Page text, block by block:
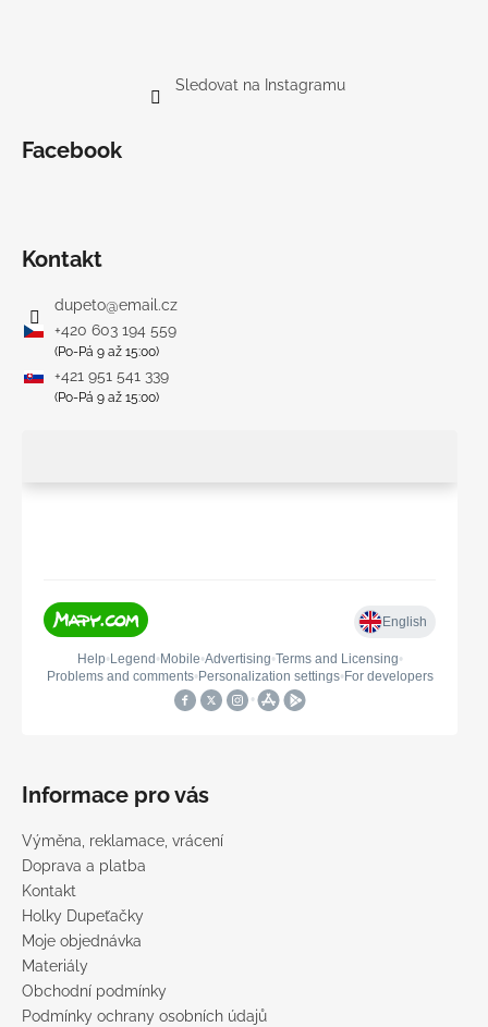
Sledovat na Instagramu
Facebook
Kontakt
dupeto@email.cz
+420 603 194 559
(Po-Pá 9 až 15:00)
+421 951 541 339
(Po-Pá 9 až 15:00)
Informace pro vás
Výměna, reklamace, vrácení
Doprava a platba
Kontakt
Holky Dupeťačky
Moje objednávka
Materiály
Obchodní podmínky
Podmínky ochrany osobních údajů